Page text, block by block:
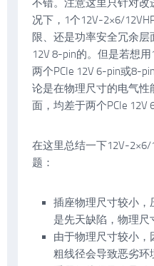
不错。注意这里只针对
况下，1个12V-2×6/
限、还是功率安全冗余层
12V 8-pin的。但是若想
两个PCIe 12V 6-pin或8-
论是在物理尺寸的电气
面，均差于两个PCIe 12V
在这里总结一下12V-2×6/
题：
插座物理尺寸较小，
是先天缺陷，物理尺
由于物理尺寸较小，
粗线径会导致恶劣环